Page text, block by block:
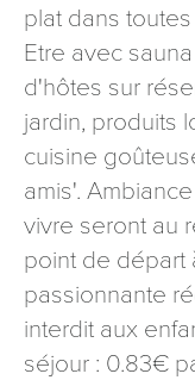
plat dans
Etre avec
d'hôtes sur
jardin, produits
cuisine
amis'.
vivre seront au
point de départ
passionnante
interdit aux
séjour : 0.83€